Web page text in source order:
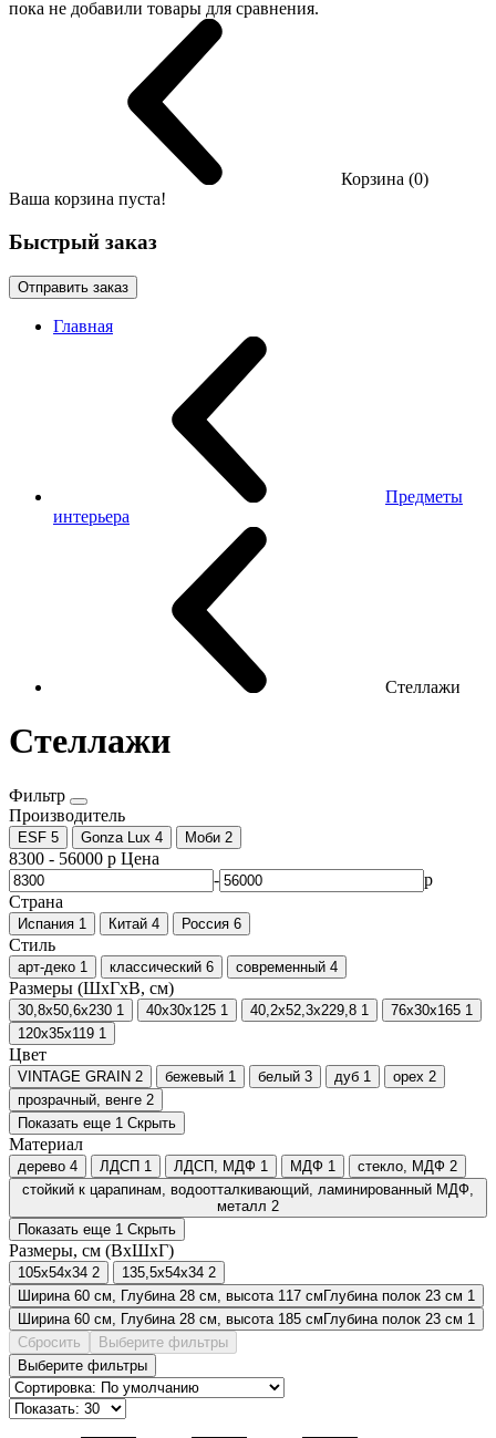
пока не добавили товары для сравнения.
Корзина (0)
Ваша корзина пуста!
Быстрый заказ
Отправить заказ
Главная
Предметы
интерьера
Стеллажи
Стеллажи
Фильтр
Производитель
ESF 5 Gonza Lux 4 Моби 2
8300 - 56000 р Цена
-
р
Страна
Испания 1 Китай 4 Россия 6
Стиль
арт-деко 1 классический 6 современный 4
Размеры (ШхГхВ, см)
30,8х50,6х230 1 40х30х125 1 40,2х52,3х229,8 1 76х30х165 1
120x35x119 1
Цвет
VINTAGE GRAIN 2 бежевый 1 белый 3 дуб 1 орех 2
прозрачный, венге 2
Показать еще 1 Скрыть
Материал
дерево 4 ЛДСП 1 ЛДСП, МДФ 1 МДФ 1 стекло, МДФ 2
стойкий к царапинам, водоотталкивающий, ламинированный МДФ,
металл 2
Показать еще 1 Скрыть
Размеры, см (ВxШxГ)
105х54х34 2 135,5х54х34 2
Ширина 60 см, Глубина 28 см, высота 117 смГлубина полок 23 см 1
Ширина 60 см, Глубина 28 см, высота 185 смГлубина полок 23 см 1
Сбросить
Выберите фильтры
Выберите фильтры